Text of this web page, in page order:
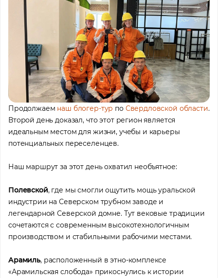
Продолжаем наш блогер-тур поСвердловской области.
Второй день доказал, что этот регион является
идеальным местом для жизни, учебы и карьеры
потенциальных переселенцев.
Наш маршрут за этот день охватил необъятное:
Полевской, где мы смогли ощутить мощь уральской
индустрии на Северском трубном заводе и
легендарной Северской домне. Тут вековые традиции
сочетаются с современным высокотехнологичным
производством и стабильными рабочими местами.
Арамиль, расположенный в этно-комплексе
«Арамильская слобода» прикоснулись к истории